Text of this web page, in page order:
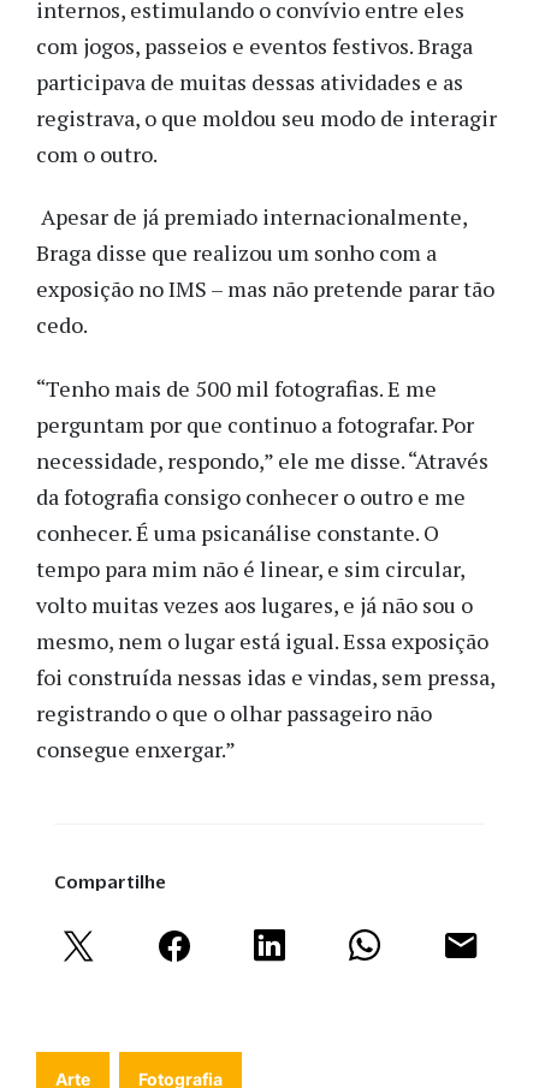
internos, estimulando o convívio entre eles
com jogos, passeios e eventos festivos. Braga
participava de muitas dessas atividades e as
registrava, o que moldou seu modo de interagir
com o outro.
Apesar de já premiado internacionalmente,
Braga disse que realizou um sonho com a
exposição no IMS – mas não pretende parar tão
cedo.
“Tenho mais de 500 mil fotografias. E me
perguntam por que continuo a fotografar. Por
necessidade, respondo,” ele me disse. “Através
da fotografia consigo conhecer o outro e me
conhecer. É uma psicanálise constante. O
tempo para mim não é linear, e sim circular,
volto muitas vezes aos lugares, e já não sou o
mesmo, nem o lugar está igual. Essa exposição
foi construída nessas idas e vindas, sem pressa,
registrando o que o olhar passageiro não
consegue enxergar.”
Compartilhe
Arte Fotografia